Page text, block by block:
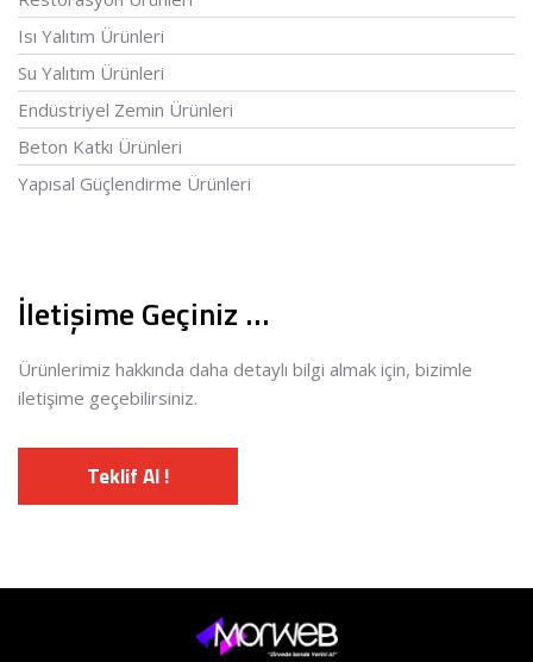
Isı Yalıtım Ürünleri
Su Yalıtım Ürünleri
Endüstriyel Zemin Ürünleri
Beton Katkı Ürünleri
Yapısal Güçlendirme Ürünleri
İletişime Geçiniz …
Ürünlerimiz hakkında daha detaylı bilgi almak için, bizimle
iletişime geçebilirsiniz.
Teklif Al !